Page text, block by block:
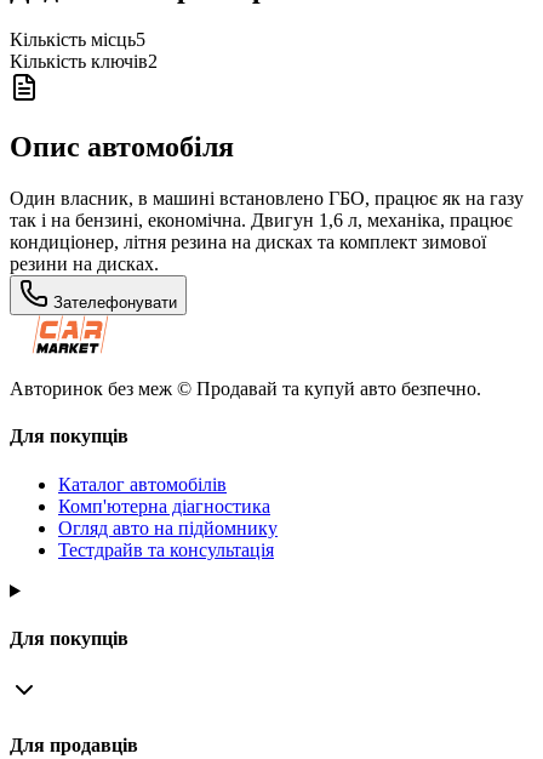
Кількість місць5
Кількість ключів2
Опис автомобіля
Один власник, в машині встановлено ГБО, працює як на газу
так і на бензині, економічна. Двигун 1,6 л, механіка, працює
кондиціонер, літня резина на дисках та комплект зимової
резини на дисках.
Зателефонувати
Авторинок без меж © Продавай та купуй авто безпечно.
Для покупців
Каталог автомобілів
Комп'ютерна діагностика
Огляд авто на підйомнику
Тестдрайв та консультація
Для покупців
Для продавців